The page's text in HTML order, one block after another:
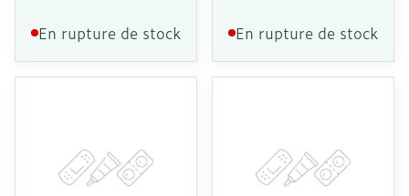
En rupture de stock En rupture de stock